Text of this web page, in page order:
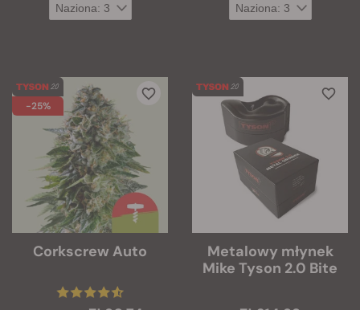
-25%
Corkscrew Auto
Metalowy młynek
Mike Tyson 2.0 Bite